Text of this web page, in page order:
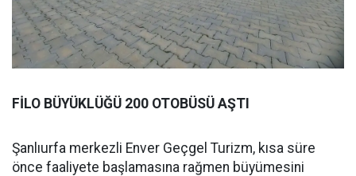
FİLO BÜYÜKLÜĞÜ 200 OTOBÜSÜ AŞTI
Şanlıurfa merkezli Enver Geçgel Turizm, kısa süre
önce faaliyete başlamasına rağmen büyümesini